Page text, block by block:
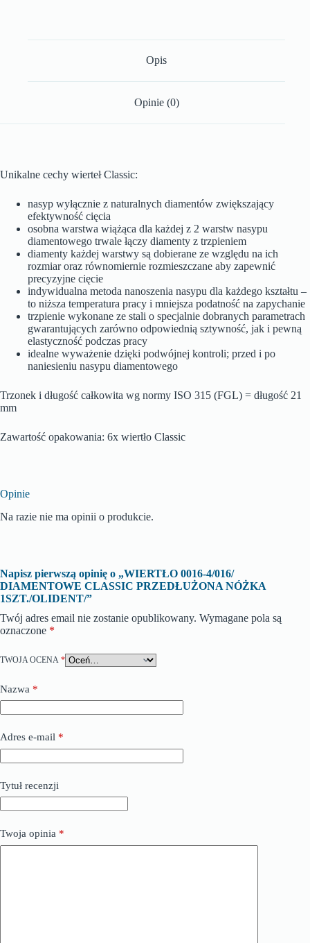
Opis
Opinie (0)
Unikalne cechy wierteł Classic:
nasyp wyłącznie z naturalnych diamentów zwiększający
efektywność cięcia
osobna warstwa wiążąca dla każdej z 2 warstw nasypu
diamentowego trwale łączy diamenty z trzpieniem
diamenty każdej warstwy są dobierane ze względu na ich
rozmiar oraz równomiernie rozmieszczane aby zapewnić
precyzyjne cięcie
indywidualna metoda nanoszenia nasypu dla każdego kształtu –
to niższa temperatura pracy i mniejsza podatność na zapychanie
trzpienie wykonane ze stali o specjalnie dobranych parametrach
gwarantujących zarówno odpowiednią sztywność, jak i pewną
elastyczność podczas pracy
idealne wyważenie dzięki podwójnej kontroli; przed i po
naniesieniu nasypu diamentowego
Trzonek i długość całkowita wg normy ISO 315 (FGL) = długość 21
mm
Zawartość opakowania: 6x wiertło Classic
Opinie
Na razie nie ma opinii o produkcie.
Napisz pierwszą opinię o „WIERTŁO 0016-4/016/
DIAMENTOWE CLASSIC PRZEDŁUŻONA NÓŻKA
1SZT./OLIDENT/”
Twój adres email nie zostanie opublikowany. Wymagane pola są
oznaczone *
TWOJA OCENA *
Nazwa *
Adres e-mail *
Tytuł recenzji
Twoja opinia *